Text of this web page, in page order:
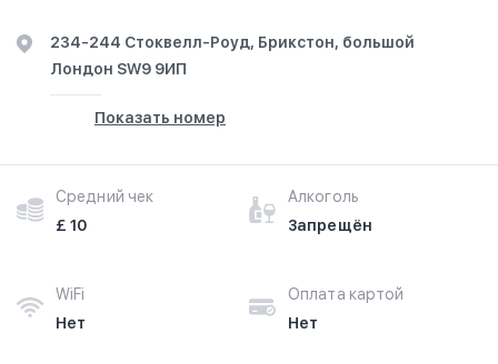
234-244 Стоквелл-Роуд, Брикстон, большой
Лондон SW9 9ИП
Показать номер
Средний чек
£ 10
Алкоголь
Запрещён
WiFi
Нет
Оплата картой
Нет